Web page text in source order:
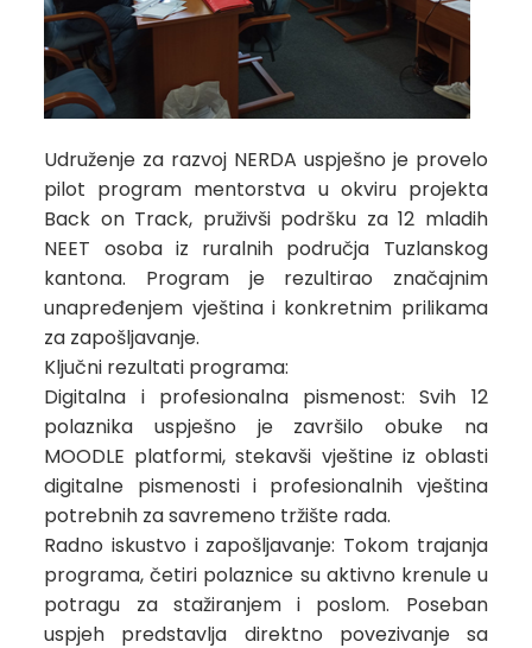
Udruženje za razvoj NERDA uspješno je provelo
pilot program mentorstva u okviru projekta
Back on Track, pruživši podršku za 12 mladih
NEET osoba iz ruralnih područja Tuzlanskog
kantona. Program je rezultirao značajnim
unapređenjem vještina i konkretnim prilikama
za zapošljavanje.
Ključni rezultati programa:
Digitalna i profesionalna pismenost: Svih 12
polaznika uspješno je završilo obuke na
MOODLE platformi, stekavši vještine iz oblasti
digitalne pismenosti i profesionalnih vještina
potrebnih za savremeno tržište rada.
Radno iskustvo i zapošljavanje: Tokom trajanja
programa, četiri polaznice su aktivno krenule u
potragu za stažiranjem i poslom. Poseban
uspjeh predstavlja direktno povezivanje sa